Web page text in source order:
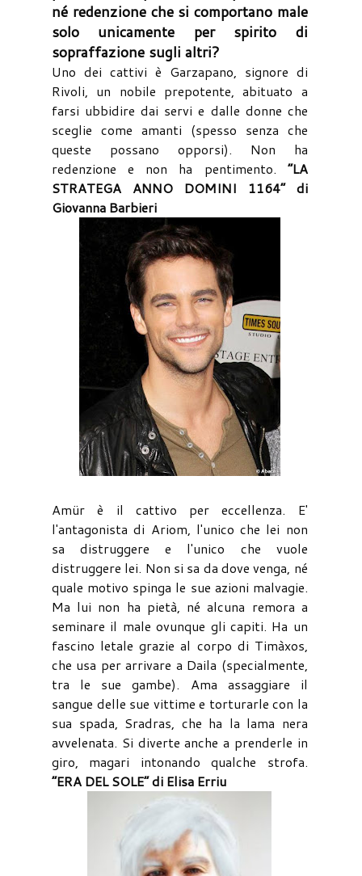
né redenzione che si comportano male
solo unicamente per spirito di
sopraffazione sugli altri?
Uno dei cattivi è Garzapano, signore di
Rivoli, un nobile prepotente, abituato a
farsi ubbidire dai servi e dalle donne che
sceglie come amanti (spesso senza che
queste possano opporsi). Non ha
redenzione e non ha pentimento. “LA
STRATEGA ANNO DOMINI 1164” di
Giovanna Barbieri
Amür è il cattivo per eccellenza. E'
l'antagonista di Ariom, l'unico che lei non
sa distruggere e l'unico che vuole
distruggere lei. Non si sa da dove venga, né
quale motivo spinga le sue azioni malvagie.
Ma lui non ha pietà, né alcuna remora a
seminare il male ovunque gli capiti. Ha un
fascino letale grazie al corpo di Timàxos,
che usa per arrivare a Daila (specialmente,
tra le sue gambe). Ama assaggiare il
sangue delle sue vittime e torturarle con la
sua spada, Sradras, che ha la lama nera
avvelenata. Si diverte anche a prenderle in
giro, magari intonando qualche strofa.
“ERA DEL SOLE” di Elisa Erriu